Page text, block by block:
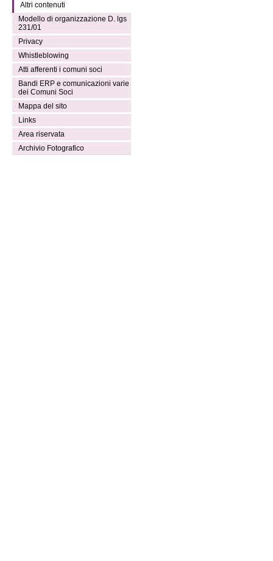
Altri contenuti
Modello di organizzazione D. lgs
231/01
Privacy
Whistleblowing
Atti afferenti i comuni soci
Bandi ERP e comunicazioni varie
dei Comuni Soci
Mappa del sito
Links
Area riservata
Archivio Fotografico